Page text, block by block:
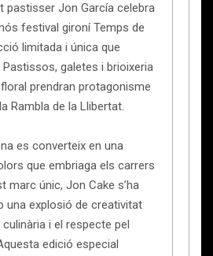
pastisser Jon García celebra
festival gironí Temps de
limitada i única que
galetes i brioixeria
prendran protagonisme
Rambla de la Llibertat.
es converteix en una
que embriaga els carrers
marc únic, Jon Cake s’ha
una explosió de creativitat
i el respecte pel
edició especial